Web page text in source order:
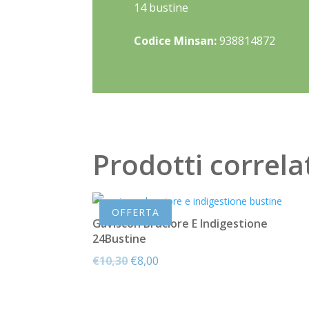
14 bustine
Codice Minsan:938814872
Prodotti
OFFERTA
Gaviscon Bruciore E Indigestione
24Bustine
€10,30 Il
€8,00